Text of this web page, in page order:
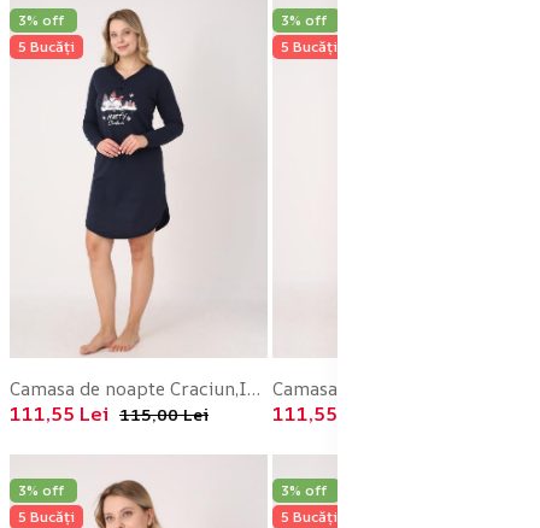
3% off
5 Bucăți
Camasa de noapte Craciun,Imprimeu Merry Christmas,En-gros
111,55 Lei 115,00 Lei
3% off
5 Bucăți
111,55 Lei
3% off
5 Bucăți
3% off
5 Bucăți